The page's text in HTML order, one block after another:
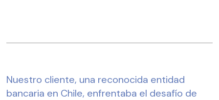
Nuestro cliente, una reconocida entidad
bancaria en Chile, enfrentaba el desafío de